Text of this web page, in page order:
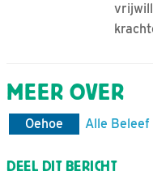
MEER OVER
Oehoe Alle Beleef
DEEL DIT BERICHT